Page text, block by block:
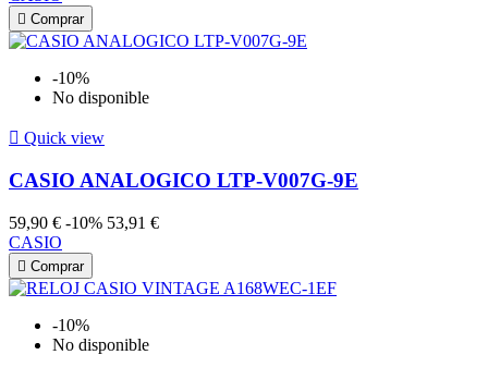
 Comprar
-10%
No disponible
 Quick view
CASIO ANALOGICO LTP-V007G-9E
59,90 € -10% 53,91 €
CASIO
 Comprar
-10%
No disponible